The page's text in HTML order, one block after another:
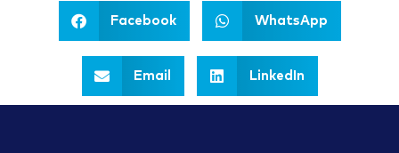
Facebook WhatsApp
Email LinkedIn